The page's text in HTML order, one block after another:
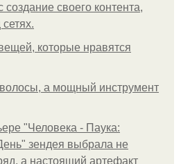
своего контента,
которые нравятся
а мощный инструмент
"Человека - Паука:
зендея выбрала не
а настоящий артефакт